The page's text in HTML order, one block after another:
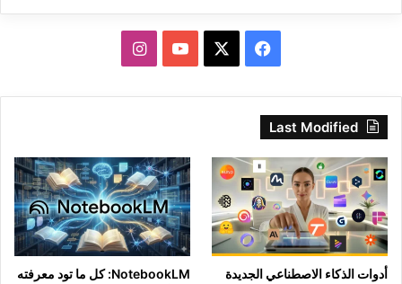
فيسبوك ‫YouTubeانستقرام
Last Modified
أدوات الذكاء الاصطناعي الجديدة
NotebookLM: كل ما تود معرفته